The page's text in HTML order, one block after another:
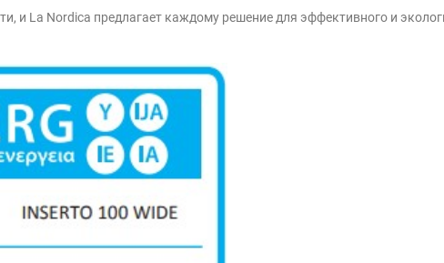
и La Nordica предлагает каждому решение для эффективного и